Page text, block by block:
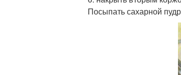
Посыпать сахарной